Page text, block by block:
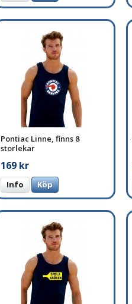
Pontiac Linne, finns 8
storlekar
169 kr
Info Köp